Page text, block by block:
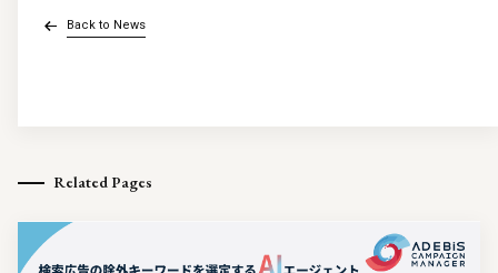
Back to News
Related Pages